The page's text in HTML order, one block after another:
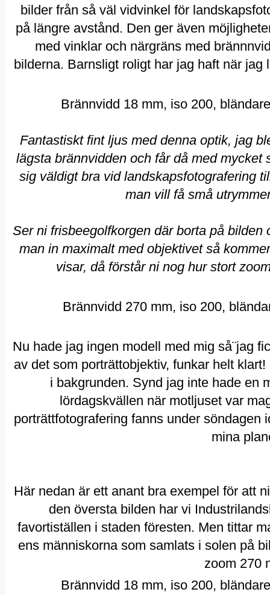
bilder från så väl vidvinkel för
på längre avstånd. Den ger även
med vinklar och närgräns med
bilderna. Barnsligt roligt har jag haft när
Brännvidd 18 mm, iso 200,
Fantastiskt fint ljus med denna optik, jag
lägsta brännvidden och får då med mycket
sig väldigt bra vid landskapsfotografering
man vill få små
Ser ni frisbeegolfkorgen där borta på
man in maximalt med objektivet så
visar, då förstår ni nog hur stort
Brännvidd 270 mm, iso 200,
Nu hade jag ingen modell med mig så¨jag
av det som porträttobjektiv, funkar helt
i bakgrunden. Synd jag inte hade en
lördagskvällen när motljuset var
porträttfotografering fanns under söndagen
mina
Här nedan är ett anant bra exempel för att
den översta bilden har vi
favortiställen i staden föresten. Men tittar
ens människorna som samlats i solen på
zoom 270
Brännvidd 18 mm, iso 200,